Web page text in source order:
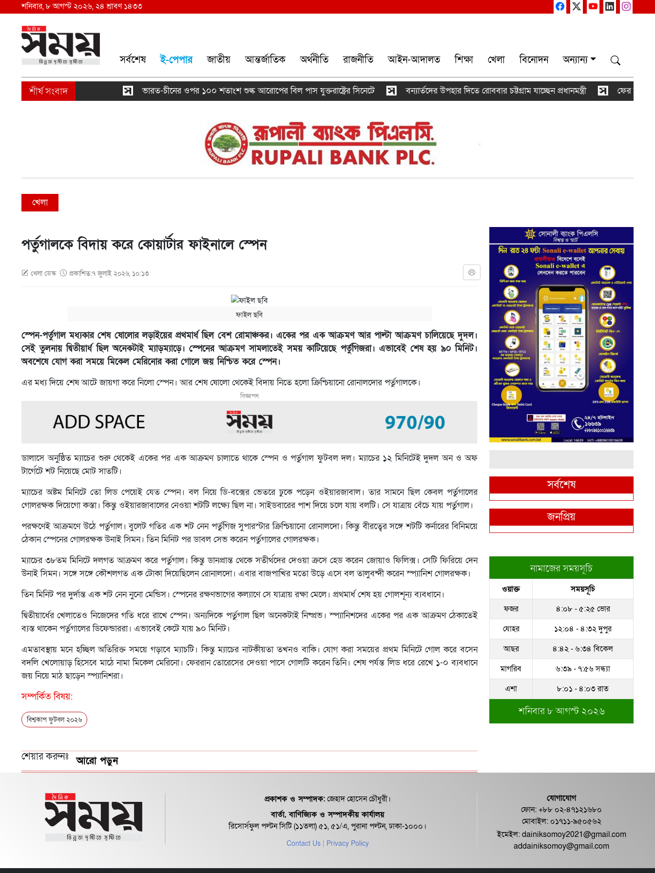
শনিবার, ৮ আগস্ট ২০২৬, ২৪ শ্রাবণ ১৪৩৩
সর্বশেষ ই-পেপার জাতীয় আন্তর্জাতিক অর্থনীতি রাজনীতি আইন-আদালত শিক্ষা খেলা বিনোদন অন্যান্য
ভারত-চীনের ওপর ১০০ শতাংশ শুল্ক আরোপের বিল পাস যুক্তরাষ্ট্রের সিনেটে বন্যার্তদের উপহার দিতে রোববার চট্টগ্রাম যাচ্ছেন প্রধানমন্ত্রী ফের বাড়ল
খেলা
পর্তুগালকে বিদায় করে কোয়ার্টার ফাইনালে স্পেন
খেলা ডেস্ক প্রকাশিত:৭ জুলাই ২০২৬, ১০:১৩
ফাইল ছবি
স্পেন-পর্তুগাল মধ্যকার শেষ ষোলোর লড়াইয়ের প্রথমার্ধ ছিল বেশ রোমাঞ্চকর। একের পর এক আক্রমণ আর পাল্টা আক্রমণ চালিয়েছে দুদল।
সেই তুলনায় দ্বিতীয়ার্ধ ছিল অনেকটাই ম্যাড়ম্যাড়ে। স্পেনের আক্রমণ সামলাতেই সময় কাটিয়েছে পর্তুগিজরা। এভাবেই শেষ হয় ৯০ মিনিট।
অবশেষে যোগ করা সময়ে মিকেল মেরিনোর করা গোলে জয় নিশ্চিত করে স্পেন।
এর মধ্য দিয়ে শেষ আটে জায়গা করে নিলো স্পেন। আর শেষ ষোলো থেকেই বিদায় নিতে হলো ক্রিশ্চিয়ানো রোনালদোর পর্তুগালকে।
বিজ্ঞাপন
ডালাসে অনুষ্ঠিত ম্যাচের শুরু থেকেই একের পর এক আক্রমণ চালাতে থাকে স্পেন ও পর্তুগাল ফুটবল দল। ম্যাচের ১২ মিনিটেই দুদল অন ও অফ
টার্গেটে শট নিয়েছে মোট সাতটি।
ম্যাচের অষ্টম মিনিটে তো লিড পেয়েই যেত স্পেন। বল নিয়ে ডি-বক্সের ভেতরে ঢুকে পড়েন ওইয়ারজাবাল। তার সামনে ছিল কেবল পর্তুগালের
গোলরক্ষক দিয়েগো কস্তা। কিন্তু ওইয়ারজাবালের নেওয়া শটটি লক্ষ্যে ছিল না। সাইডবারের পাশ দিয়ে চলে যায় বলটি। সে যাত্রায় বেঁচে যায় পর্তুগাল।
পরক্ষণেই আক্রমণে উঠে পর্তুগাল। বুলেট গতির এক শট নেন পর্তুগিজ সুপারস্টার ক্রিশ্চিয়ানো রোনালদো। কিন্তু বীরত্বের সঙ্গে শটটি কর্নারের বিনিময়ে
ঠেকান স্পেনের গোলরক্ষক উনাই সিমন। তিন মিনিট পর ডাবল সেভ করেন পর্তুগালের গোলরক্ষক।
ম্যাচের ৩৮তম মিনিটে দলগত আক্রমণ করে পর্তুগাল। কিন্তু ডানপ্রান্ত থেকে সতীর্থদের দেওয়া ক্রসে হেড করেন জোয়াও ফিলিক্স। সেটি ফিরিয়ে দেন
উনাই সিমন। সঙ্গে সঙ্গে কৌশলগত এক টোকা দিয়েছিলেন রোনালদো। এবার বাজপাখির মতো উড়ে এসে বল তালুবন্দী করেন স্প্যানিশ গোলরক্ষক।
তিন মিনিট পর দুর্দান্ত এক শট নেন নুনো মেন্ডিস। স্পেনের রক্ষণভাগের কল্যাণে সে যাত্রায় রক্ষা মেলে। প্রথমার্ধ শেষ হয় গোলশূন্য ব্যবধানে।
দ্বিতীয়ার্ধের খেলাতেও নিজেদের গতি ধরে রাখে স্পেন। অন্যদিকে পর্তুগাল ছিল অনেকটাই নিষ্প্রভ। স্প্যানিশদের একের পর এক আক্রমণ ঠেকাতেই
ব্যস্ত থাকেন পর্তুগালের ডিফেন্ডাররা। এভাবেই কেটে যায় ৯০ মিনিট।
এমতাবস্থায় মনে হচ্ছিল অতিরিক্ত সময়ে গড়াবে ম্যাচটি। কিন্তু ম্যাচের নাটকীয়তা তখনও বাকি। যোগ করা সময়ের প্রথম মিনিটে গোল করে বসেন
বদলি খেলোয়াড় হিসেবে মাঠে নামা মিকেল মেরিনো। ফেররান তোরেসের দেওয়া পাসে গোলটি করেন তিনি। শেষ পর্যন্ত লিড ধরে রেখে ১-০ ব্যবধানে
জয় নিয়ে মাঠ ছাড়েন স্প্যানিশরা।
সম্পর্কিত বিষয়:
বিশ্বকাপ ফুটবল ২০২৬
শেয়ার করুনঃ আরো পড়ুন
সর্বশেষ
জনপ্রিয়
নামাজের সময়সূচি
ওয়াক্ত
সময়সূচি
ফজর
৪:০৮ - ৫:২৫ ভোর
যোহর
১২:০৪ - ৪:৩২ দুপুর
আছর
৪:৪২ - ৬:৩৪ বিকেল
মাগরিব
৬:৩৯ - ৭:৫৬ সন্ধ্যা
এশা
৮:০১ - ৪:০৩ রাত
শনিবার ৮ আগস্ট ২০২৬
প্রকাশক ও সম্পাদক:জেহাদ হোসেন চৌধুরী।
বার্তা, বাণিজ্যিক ও সম্পাদকীয় কার্যালয়
রিসোর্সফুল পল্টন সিটি (১১তলা) ৫১, ৫১/এ, পুরানা পল্টন, ঢাকা-১০০০।
Contact Us | Privacy Policy
যোগাযোগ
ফোন: +৮৮ ০২-৪৭১২১৬৮০
মোবাইল: ০১৭১১-৯৫০৫৬২
ইমেইল:dainiksomoy2021@gmail.com
addainiksomoy@gmail.com